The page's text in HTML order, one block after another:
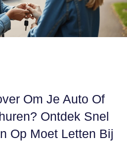
Om Je Auto Of
Ontdek Snel
Op Moet Letten Bij